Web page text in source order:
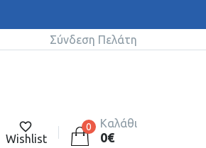
Σύνδεση Πελάτη
Wishlist
0 Καλάθι
0€